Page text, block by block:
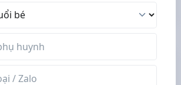
Tư vấn miễn phí